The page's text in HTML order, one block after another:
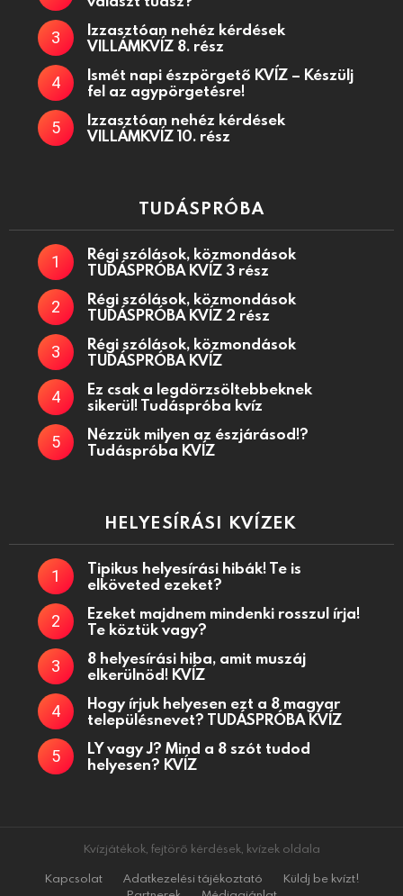
Izzasztóan nehéz kérdések
VILLÁMKVÍZ 8. rész
Ismét napi észpörgető KVÍZ – Készülj
fel az agypörgetésre!
Izzasztóan nehéz kérdések
VILLÁMKVÍZ 10. rész
TUDÁSPRÓBA
Régi szólások, közmondások
TUDÁSPRÓBA KVÍZ 3 rész
Régi szólások, közmondások
TUDÁSPRÓBA KVÍZ 2 rész
Régi szólások, közmondások
TUDÁSPRÓBA KVÍZ
Ez csak a legdörzsöltebbeknek
sikerül! Tudáspróba kvíz
Nézzük milyen az észjárásod!?
Tudáspróba KVÍZ
HELYESÍRÁSI KVÍZEK
Tipikus helyesírási hibák! Te is
elköveted ezeket?
Ezeket majdnem mindenki rosszul írja!
Te köztük vagy?
8 helyesírási hiba, amit muszáj
elkerülnöd! KVÍZ
Hogy írjuk helyesen ezt a 8 magyar
településnevet? TUDÁSPRÓBA KVÍZ
LY vagy J? Mind a 8 szót tudod
helyesen? KVÍZ
Kvízjátékok, fejtörő kérdések, kvízek oldala
Kapcsolat
Adatkezelési tájékoztató
Küldj be kvízt!